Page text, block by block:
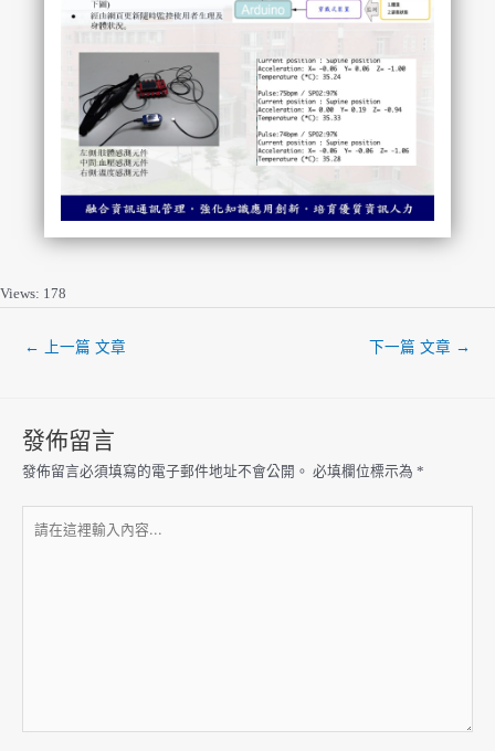
Views: 178
← 上一篇 文章 下一篇 文章 →
發佈留言
發佈留言必須填寫的電子郵件地址不會公開。 必填欄位標示為 *